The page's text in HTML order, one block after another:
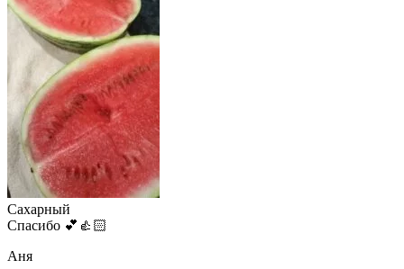
Сахарный
Спасибо 💕👍🏻
Аня